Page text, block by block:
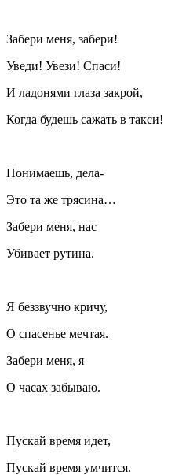
Забери меня, забери!
Уведи! Увези! Спаси!
И ладонями глаза закрой,
Когда будешь сажать в такси!
Понимаешь, дела-
Это та же трясина…
Забери меня, нас
Убивает рутина.
Я беззвучно кричу,
О спасенье мечтая.
Забери меня, я
О часах забываю.
Пускай время идет,
Пускай время умчится.